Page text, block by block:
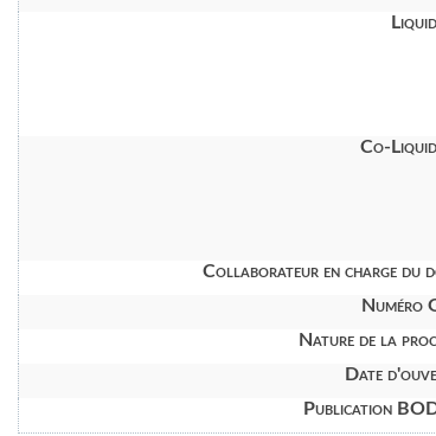
Co-
Collaborateur en charge du
Numéro
Nature de la
Date
Publication